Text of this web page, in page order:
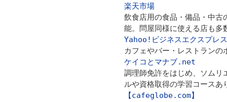
楽天市場
飲食店用の食品・備品・中古
能。問屋同様に使える店も多
Yahoo!ビジネスエクスプレス
カフェやバー・レストラン
ケイコとマナブ.net
調理師免許をはじめ、ソムリ
ルや資格取得の学習コースあ
【cafeglobe.com】